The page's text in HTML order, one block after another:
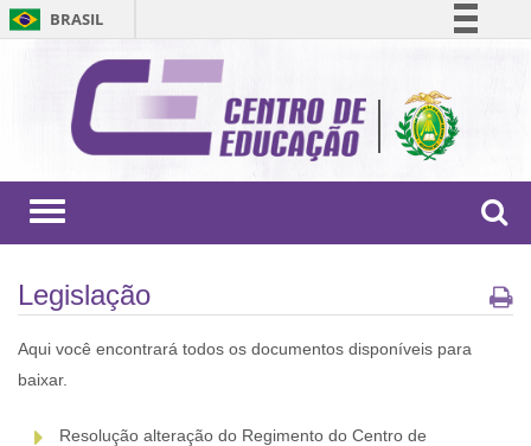
BRASIL
Comunica BR
Participe
Acesso à informação
Toggle
Legislação
Aqui você encontrará todos os documentos disponíveis para
baixar.
Resolução alteração do Regimento do Centro de